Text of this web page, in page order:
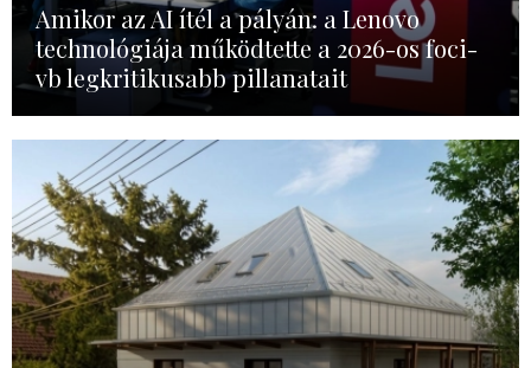
Amikor az AI ítél a pályán: a Lenovo
technológiája működtette a 2026-os foci-
vb legkritikusabb pillanatait